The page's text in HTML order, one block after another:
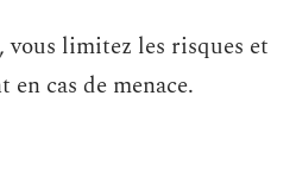
vous limitez les risques et
en cas de menace.